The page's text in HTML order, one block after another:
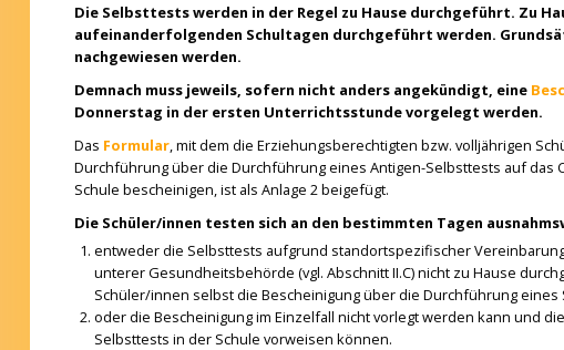
Die Selbsttests werden in der Regel zu Hause durchgeführt. Zu
aufeinanderfolgenden Schultagen durchgeführt werden.
nachgewiesen werden.
Demnach muss jeweils, sofern nicht anders angekündigt, eine
Donnerstag in der ersten Unterrichtsstunde vorgelegt werden.
Das Formular, mit dem die Erziehungsberechtigten bzw. volljährigen
Durchführung über die Durchführung eines Antigen-Selbsttests auf das
Schule bescheinigen, ist als Anlage 2 beigefügt.
Die Schüler/innen testen sich an den bestimmten Tagen
entweder die Selbsttests aufgrund standortspezifischer
unterer Gesundheitsbehörde (vgl. Abschnitt II.C) nicht zu Hause
Schüler/innen selbst die Bescheinigung über die Durchführung eines
oder die Bescheinigung im Einzelfall nicht vorlegt werden kann und
Selbsttests in der Schule vorweisen können.